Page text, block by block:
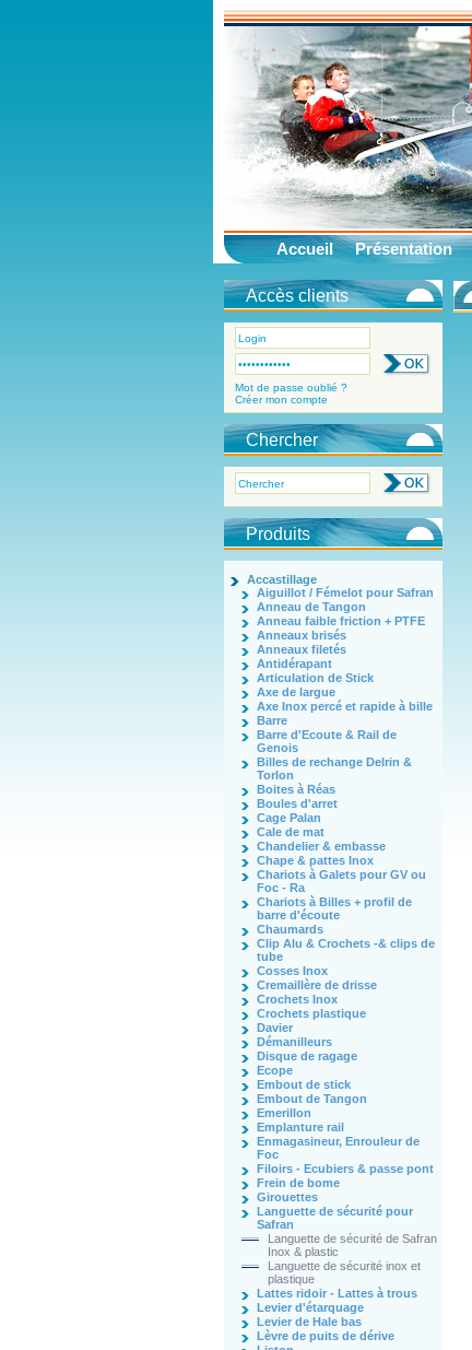
Accueil Présentation
Accès clients
Mot de passe oublié ?
Créer mon compte
Chercher
Produits
Accastillage
Aiguillot / Fémelot pour Safran
Anneau de Tangon
Anneau faible friction + PTFE
Anneaux brisés
Anneaux filetés
Antidérapant
Articulation de Stick
Axe de largue
Axe Inox percé et rapide à bille
Barre
Barre d'Ecoute & Rail de
Genois
Billes de rechange Delrin &
Torlon
Boites à Réas
Boules d'arret
Cage Palan
Cale de mat
Chandelier & embasse
Chape & pattes Inox
Chariots à Galets pour GV ou
Foc - Ra
Chariots à Billes + profil de
barre d'écoute
Chaumards
Clip Alu & Crochets -& clips de
tube
Cosses Inox
Cremaillère de drisse
Crochets Inox
Crochets plastique
Davier
Démanilleurs
Disque de ragage
Ecope
Embout de stick
Embout de Tangon
Emerillon
Emplanture rail
Enmagasineur, Enrouleur de
Foc
Filoirs - Ecubiers & passe pont
Frein de bome
Girouettes
Languette de sécurité pour
Safran
Languette de sécurité de Safran
Inox & plastic
Languette de sécurité inox et
plastique
Lattes ridoir - Lattes à trous
Levier d'étarquage
Levier de Hale bas
Lèvre de puits de dérive